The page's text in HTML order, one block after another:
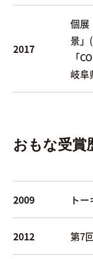
2017
個展
景」
「
岐阜
おもな受賞
2009 ト
2012 第7